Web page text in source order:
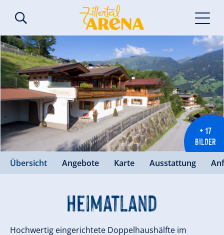
+ 17
BILDER
Übersicht Angebote Karte Ausstattung
Heimatland
Hochwertig eingerichtete Doppelhaushälfte im